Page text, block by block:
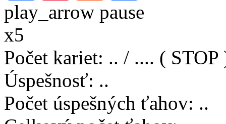
play_arrow pause
x5
Počet kariet: .. / .... ( STOP
Úspešnosť: ..
Počet úspešných ťahov: ..